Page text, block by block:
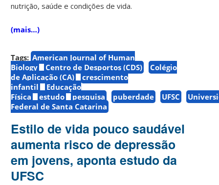
nutrição, saúde e condições de vida.
(mais…)
Tags: American Journal of Human
Biology
Centro de Desportos (CDS)
Colégio
de Aplicação (CA)
crescimento
infantil
Educação
Física
estudo pesquisa puberdade UFSC
Federal de Santa Catarina
Estilo de vida pouco saudável
aumenta risco de depressão
em jovens, aponta estudo da
UFSC